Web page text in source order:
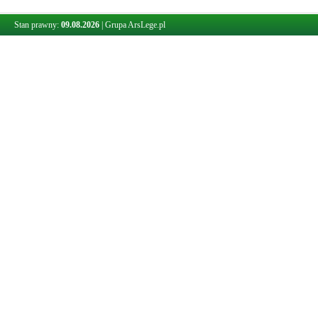
Stan prawny: 09.08.2026 Grupa ArsLege.pl